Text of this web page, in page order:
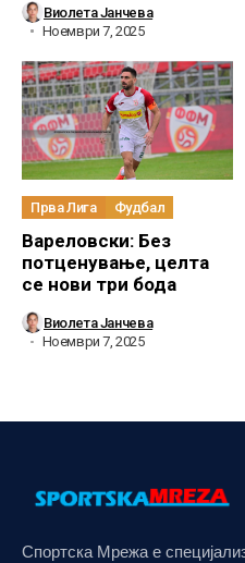
Виолета Јанчева
Ноември 7, 2025
Прва Лига Фудбал
Вареловски: Без
потценување, целта
се нови три бода
Виолета Јанчева
Ноември 7, 2025
Спортска Мрежа е